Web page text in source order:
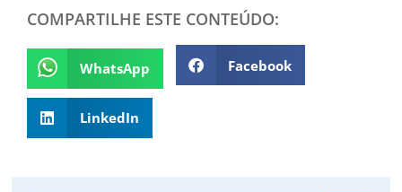
COMPARTILHE ESTE CONTEÚDO:
WhatsApp Facebook
LinkedIn